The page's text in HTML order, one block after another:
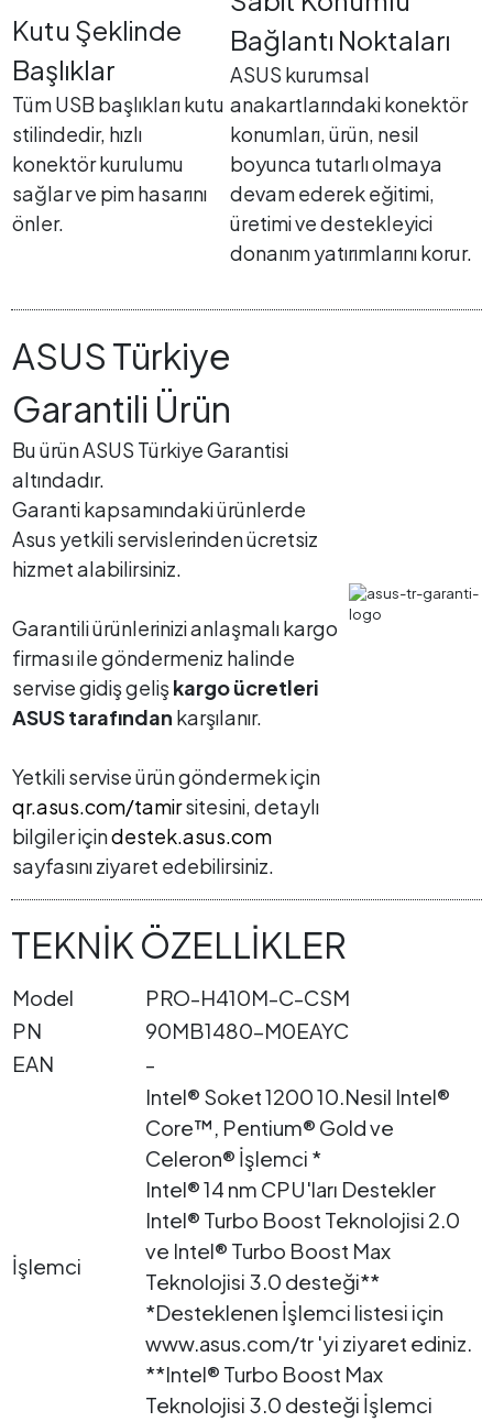
Kutu Şeklinde
Başlıklar
Tüm USB başlıkları kutu
stilindedir, hızlı
konektör kurulumu
sağlar ve pim hasarını
önler.
Bağlantı Noktaları
ASUS kurumsal
anakartlarındaki konektör
konumları, ürün, nesil
boyunca tutarlı olmaya
devam ederek eğitimi,
üretimi ve destekleyici
donanım yatırımlarını korur.
ASUS Türkiye
Garantili Ürün
Bu ürün ASUS Türkiye Garantisi
altındadır.
Garanti kapsamındaki ürünlerde
Asus yetkili servislerinden ücretsiz
hizmet alabilirsiniz.
Garantili ürünlerinizi anlaşmalı kargo
firması ile göndermeniz halinde
servise gidiş gelişkargo ücretleri
ASUS tarafından karşılanır.
Yetkili servise ürün göndermek için
qr.asus.com/tamirsitesini, detaylı
bilgiler içindestek.asus.com
sayfasını ziyaret edebilirsiniz.
TEKNİK ÖZELLİKLER
Model
PRO-H410M-C-CSM
PN
90MB1480-M0EAYC
EAN
-
İşlemci
Intel® Soket 1200 10.Nesil Intel®
Core™, Pentium® Gold ve
Celeron® İşlemci *
Intel® 14 nm CPU'ları Destekler
Intel® Turbo Boost Teknolojisi 2.0
ve Intel® Turbo Boost Max
Teknolojisi 3.0 desteği**
*Desteklenen İşlemci listesi için
www.asus.com/tr 'yi ziyaret ediniz.
**Intel® Turbo Boost Max
Teknolojisi 3.0 desteği İşlemci